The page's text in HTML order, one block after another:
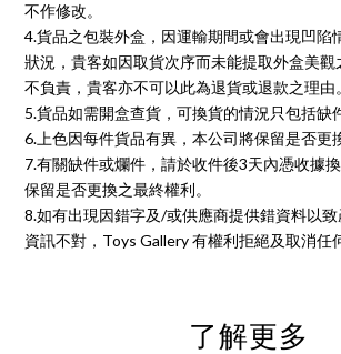
不作修改。
4.貨品之包裝外盒，因運輸期間或會出現凹陷
狀況，貴客如因取貨次序而未能提取外盒美觀
不負責，貴客亦不可以此為退貨或退款之理由
5.貨品如需開盒查貨，可換貨的情況只包括缺
6.上色因每件貨品有異，本公司將保留是否更
7.有關缺件或爛件，請於收件後3天內憑收據
保留是否更換之最終權利。
8.如有出現因錯字及/或供應商提供錯資料以
資訊不對，Toys Gallery 有權利拒絕及取消任
了解更多